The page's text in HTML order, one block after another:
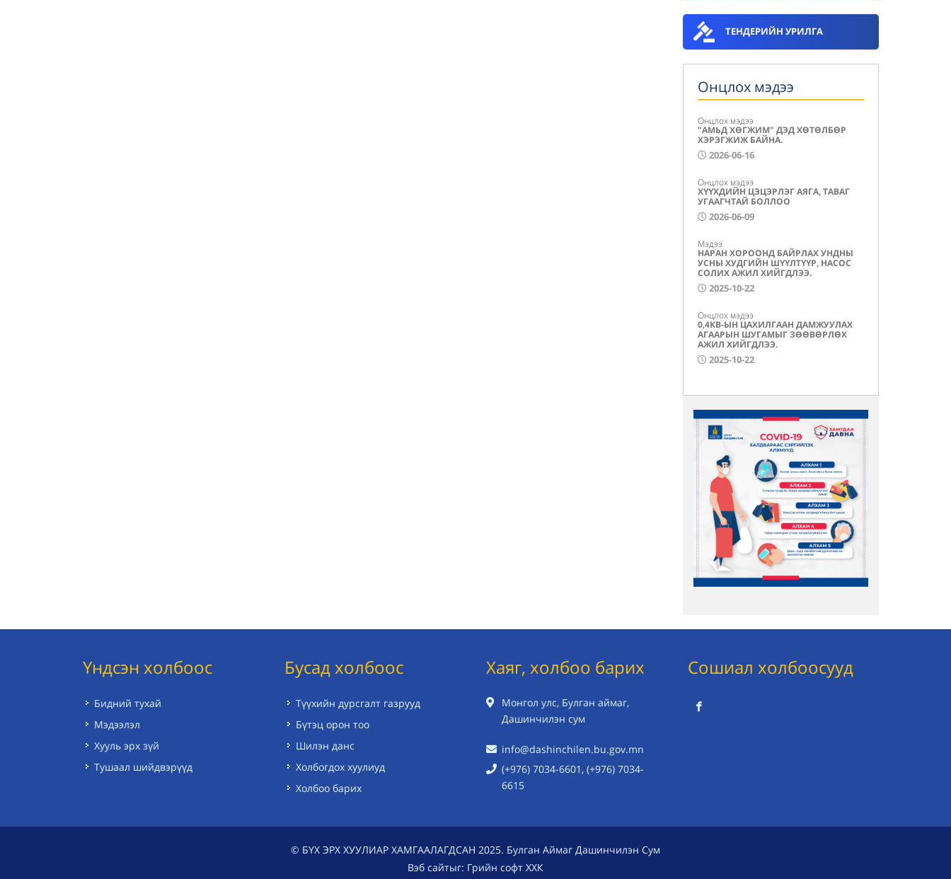
ТЕНДЕРИЙН УРИЛГА
Онцлох мэдээ
Онцлох мэдээ
"АМЬД ХӨГЖИМ" ДЭД ХӨТӨЛБӨР
ХЭРЭГЖИЖ БАЙНА.
2026-06-16
Онцлох мэдээ
ХҮҮХДИЙН ЦЭЦЭРЛЭГ АЯГА, ТАВАГ
УГААГЧТАЙ БОЛЛОО
2026-06-09
Мэдээ
НАРАН ХОРООНД БАЙРЛАХ УНДНЫ
УСНЫ ХУДГИЙН ШҮҮЛТҮҮР, НАСОС
СОЛИХ АЖИЛ ХИЙГДЛЭЭ.
2025-10-22
Онцлох мэдээ
0,4КВ-ЫН ЦАХИЛГААН ДАМЖУУЛАХ
АГААРЫН ШУГАМЫГ ЗӨӨВӨРЛӨХ
АЖИЛ ХИЙГДЛЭЭ.
2025-10-22
Үндсэн холбоос
Бидний тухай
Мэдээлэл
Хууль эрх зүй
Тушаал шийдвэрүүд
Бусад холбоос
Түүхийн дурсгалт газрууд
Бүтэц орон тоо
Шилэн данс
Холбогдох хуулиуд
Холбоо барих
Хаяг, холбоо барих
Монгол улс, Булган аймаг,
Дашинчилэн сум
info@dashinchilen.bu.gov.mn
(+976) 7034-6601, (+976) 7034-
6615
Сошиал холбоосууд
© БҮХ ЭРХ ХУУЛИАР ХАМГААЛАГДСАН 2025. Булган Аймаг Дашинчилэн Сум
Вэб сайтыг: Грийн софт ХХК